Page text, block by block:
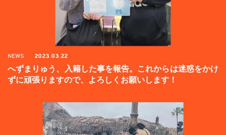
NEWS 2023.03.22
へずまりゅう、入籍した事を報告。これからは迷惑をかけ
ずに頑張りますので、よろしくお願いします！